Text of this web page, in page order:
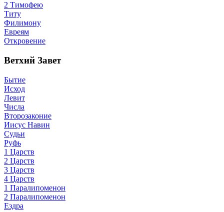
2 Тимофею
Титу
Филимону
Евреям
Откровение
Ветхий Завет
Бытие
Исход
Левит
Числа
Второзаконие
Иисус Навин
Судьи
Руфь
1 Царств
2 Царств
3 Царств
4 Царств
1 Паралипоменон
2 Паралипоменон
Ездра